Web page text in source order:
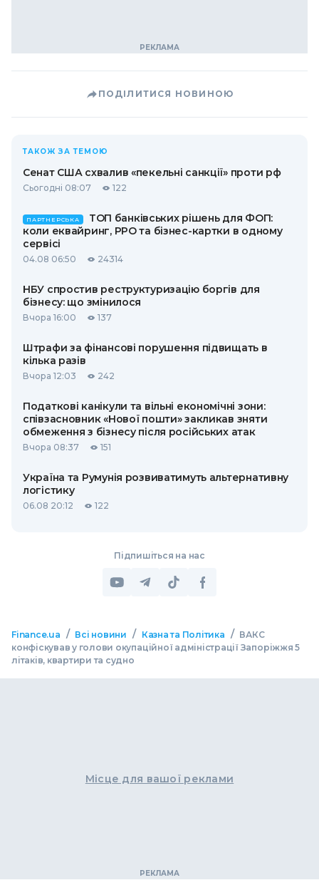
ПОДІЛИТИСЯ НОВИНОЮ
ТАКОЖ ЗА ТЕМОЮ
Сенат США схвалив «пекельні санкції» проти рф
Сьогодні 08:07 122
ПАРТНЕРСЬКА
ТОП банківських рішень для ФОП:
коли еквайринг, РРО та бізнес-картки в одному
сервісі
04.08 06:50 24314
НБУ спростив реструктуризацію боргів для
бізнесу: що змінилося
Вчора 16:00 137
Штрафи за фінансові порушення підвищать в
кілька разів
Вчора 12:03 242
Податкові канікули та вільні економічні зони:
співзасновник «Нової пошти» закликав зняти
обмеження з бізнесу після російських атак
Вчора 08:37 151
Україна та Румунія розвиватимуть альтернативну
логістику
06.08 20:12 122
Підпишіться на нас
Finance.ua / Всі новини / Казна та Політика / ВАКС
конфіскував у голови окупаційної адміністрації Запоріжжя 5
літаків, квартири та судно
Місце для вашої реклами